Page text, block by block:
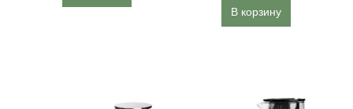
В корзину